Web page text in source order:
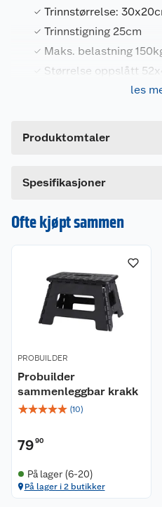
Trinnstørrelse:
Trinnstigning 25cm
Maks. belastning
Størrelse oppslått
Trinnstørrelse:
Maks. belastning
Størrelse oppslått
les
Produktomtaler
Spesifikasjoner
Generelt
Artikkelnummer
Leverandørens
Ofte kjøpt sammen
PROBUILDER
Probuilder
sammenleggbar krakk
☆☆☆☆☆ (10)
7990
På lager (6-20)
På lager i 2 butikker